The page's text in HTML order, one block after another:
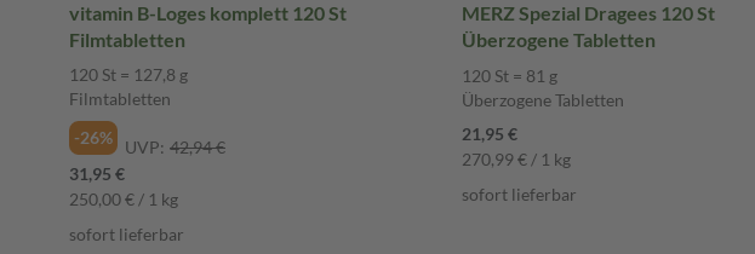
vitamin B-Loges komplett 120 St
Filmtabletten
120 St = 127,8 g
Filmtabletten
-26%
UVP: 42,94 €
31,95 €
250,00 € / 1 kg
sofort lieferbar
MERZ Spezial Dragees 120 St
Überzogene Tabletten
120 St = 81 g
Überzogene Tabletten
21,95 €
270,99 € / 1 kg
sofort lieferbar